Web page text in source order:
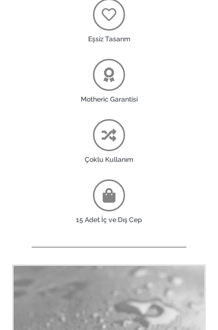
Eşsiz Tasarım
Motheric Garantisi
Çoklu Kullanım
15 Adet İç ve Dış Cep